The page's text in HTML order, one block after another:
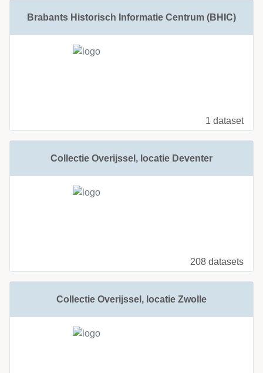
Brabants Historisch Informatie Centrum (BHIC)
1 dataset
Collectie Overijssel, locatie Deventer
208 datasets
Collectie Overijssel, locatie Zwolle